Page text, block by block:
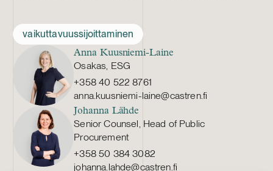
vaikuttavuussijoittaminen
Anna Kuusniemi-Laine
Osakas, ESG
+358 40 522 8761
anna.kuusniemi-laine@castren.fi
Johanna Lähde
Senior Counsel, Head of Public
Procurement
+358 50 384 3082
johanna.lahde@castren.fi